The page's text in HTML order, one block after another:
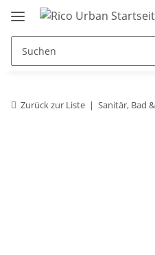
Zurück zur Liste Sanitär, Bad